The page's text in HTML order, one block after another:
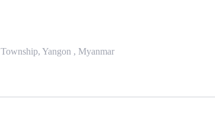
Yangon , Myanmar